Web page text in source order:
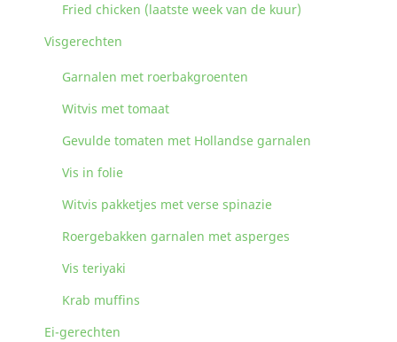
Fried chicken (laatste week van de kuur)
Visgerechten
Garnalen met roerbakgroenten
Witvis met tomaat
Gevulde tomaten met Hollandse garnalen
Vis in folie
Witvis pakketjes met verse spinazie
Roergebakken garnalen met asperges
Vis teriyaki
Krab muffins
Ei-gerechten